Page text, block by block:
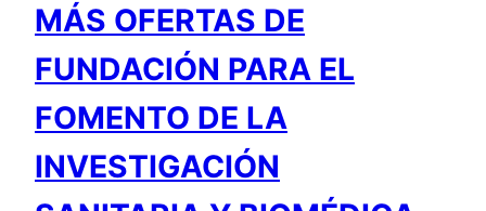
MÁS OFERTAS DE
FUNDACIÓN PARA EL
FOMENTO DE LA
INVESTIGACIÓN